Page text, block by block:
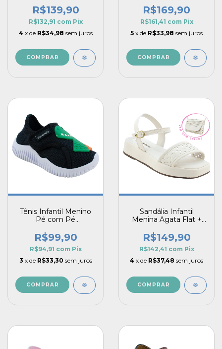
e Confortável
R$139,90
R$132,91 com Pix
4 x de R$34,98 sem juros
COMPRAR
com Pé
R$169,90
R$161,41 com Pix
5 x de R$33,98 sem juros
COMPRAR
Tênis Infantil Menino
Pé com Pé
Anatômico e Calce
Fácil
R$99,90
R$94,91 com Pix
3 x de R$33,30 sem juros
COMPRAR
Sandália Infantil
Menina Agata Flat +
R$149,90
R$142,41 com Pix
4 x de R$37,48 sem juros
COMPRAR